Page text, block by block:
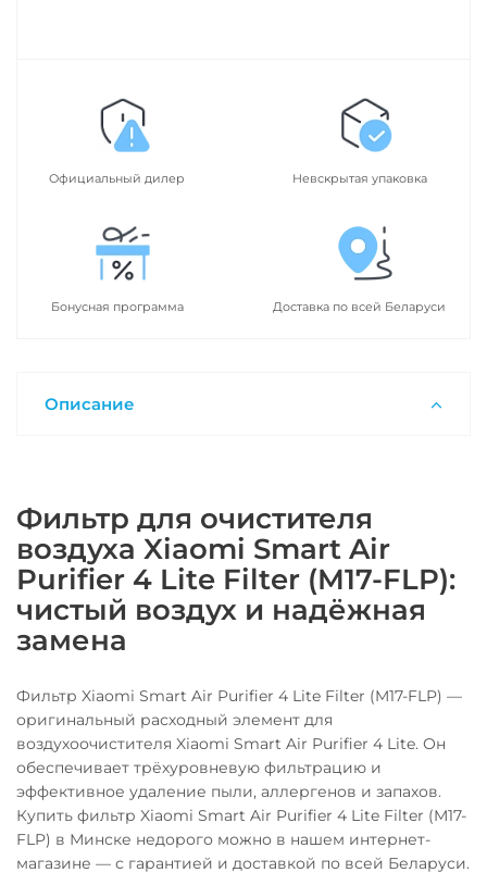
Официальный дилер Невскрытая упаковка
Бонусная программа Доставка по всей Беларуси
Описание
Фильтр для очистителя
воздуха Xiaomi Smart Air
Purifier 4 Lite Filter (M17-FLP):
чистый воздух и надёжная
замена
Фильтр Xiaomi Smart Air Purifier 4 Lite Filter (M17-FLP) —
оригинальный расходный элемент для
воздухоочистителя Xiaomi Smart Air Purifier 4 Lite. Он
обеспечивает трёхуровневую фильтрацию и
эффективное удаление пыли, аллергенов и запахов.
Купить фильтр Xiaomi Smart Air Purifier 4 Lite Filter (M17-
FLP) в Минске недорого можно в нашем интернет-
магазине — с гарантией и доставкой по всей Беларуси.